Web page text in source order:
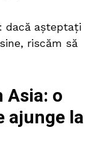
dacă așteptați
riscăm să
Asia: o
ajunge la